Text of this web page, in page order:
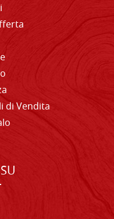
di Vendita